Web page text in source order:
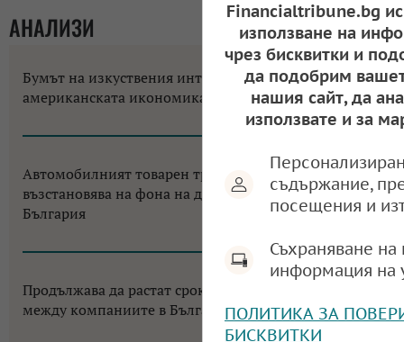
АНАЛИЗИ
Бумът на изкуствения интелект променя
американската икономика до неузнаваемост
12:18, 06.08.2026
Автомобилният товарен транспорт в ЕС се
възстановява на фона на двуцифрен срив за
България
Продължава да растат сроковете за разплащане
между компаниите в България
11:18, 03.08.2026
Financialtribune.bg
използване на
чрез бисквитки и
да подобрим
нашия сайт, да
използвате и за
съдържание,
посещения и
Съхраняване
информация на
ПОЛИТИКА ЗА
БИСКВИТКИ